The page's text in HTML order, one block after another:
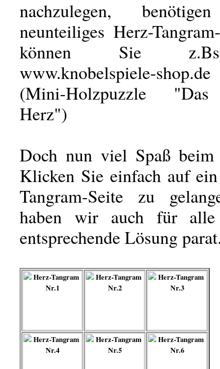
nachzulegen,
neunteiliges Herz-
können Sie
www.knobelspiele-
(Mini-Holzpuzzle "Das
Herz")
Doch nun viel Spaß
Klicken Sie einfach auf
Tangram-Seite zu
haben wir auch für
entsprechende Lösung